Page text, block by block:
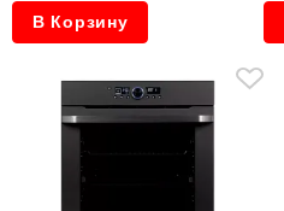
В Корзину